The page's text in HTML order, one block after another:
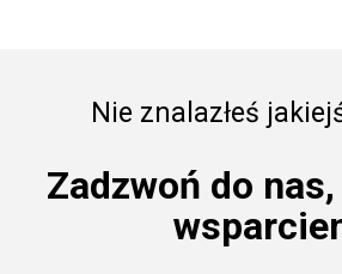
Nie znalazłeś
Zadzwoń do